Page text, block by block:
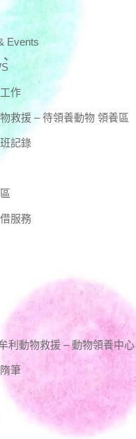
Events
作
救援 – 待領養動物 領養區
記錄
服務
利動物救援 – 動物領養中心
筆